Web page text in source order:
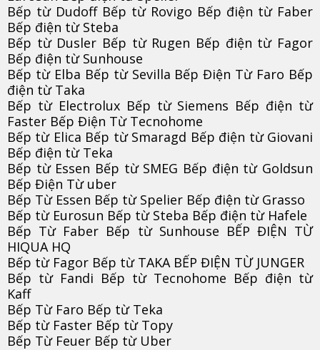
Bếp từ Dudoff Bếp từ Rovigo Bếp điện từ Faber
Bếp điện từ Steba
Bếp từ Dusler Bếp từ Rugen Bếp điện từ Fagor
Bếp điện từ Sunhouse
Bếp từ Elba Bếp từ Sevilla Bếp Điện Từ Faro Bếp
điện từ Taka
Bếp từ Electrolux Bếp từ Siemens Bếp điện từ
Faster Bếp Điện Từ Tecnohome
Bếp từ Elica Bếp từ Smaragd Bếp điện từ Giovani
Bếp điện từ Teka
Bếp từ Essen Bếp từ SMEG Bếp điện từ Goldsun
Bếp Điện Từ uber
Bếp Từ Essen Bếp từ Spelier Bếp điện từ Grasso
Bếp từ Eurosun Bếp từ Steba Bếp điện từ Hafele
Bếp Từ Faber Bếp từ Sunhouse BẾP ĐIỆN TỪ
HIQUA HQ
Bếp từ Fagor Bếp từ TAKA BẾP ĐIỆN TỪ JUNGER
Bếp từ Fandi Bếp từ Tecnohome Bếp điện từ
Kaff
Bếp Từ Faro Bếp từ Teka
Bếp từ Faster Bếp từ Topy
Bếp Từ Feuer Bếp từ Uber